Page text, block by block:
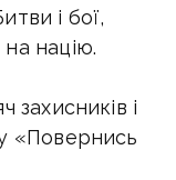
і бої,
націю.
захисників і
«Повернись